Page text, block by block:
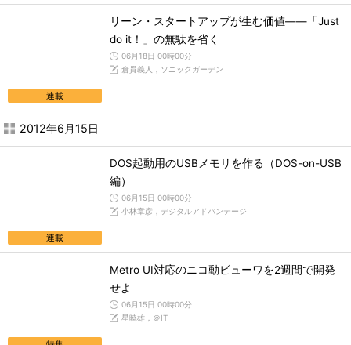
連載
リーン・スタートアップが生む価値――「Just
do it！」の無駄を省く
06月18日 00時00分
倉貫義人，ソニックガーデン
2012年6月15日
連載
DOS起動用のUSBメモリを作る（DOS-on-USB
編）
06月15日 00時00分
小林章彦，デジタルアドバンテージ
Metro UI対応のニコ動ビューワを2週間で開発
せよ
06月15日 00時00分
星暁雄，＠IT